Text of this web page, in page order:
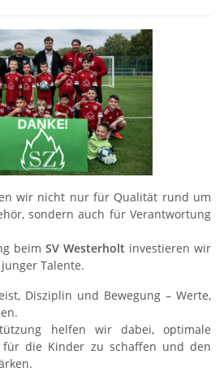
wir nicht nur für Qualität rund um
sondern auch für Verantwortung
beim SV Westerholt investieren wir
Talente.
Disziplin und Bewegung – Werte,
helfen wir dabei, optimale
für die Kinder zu schaffen und den